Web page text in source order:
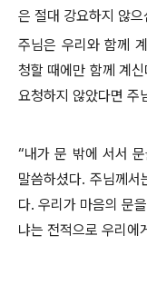
은 절대 강요하지 않으
주님은 우리와 함께
청할 때에만 함께 계
요청하지 않았다면 주
“내가 문 밖에 서서
말씀하셨다. 주님께
다. 우리가 마음의 문
냐는 전적으로 우리에